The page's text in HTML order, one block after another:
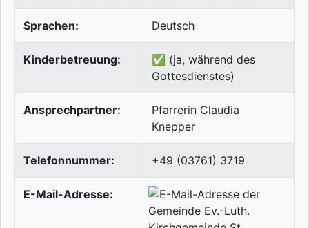
Sprachen: Deutsch
Kinderbetreuung:
✅ (ja, während des
Gottesdienstes)
Ansprechpartner:
Pfarrerin Claudia
Knepper
Telefonnummer: +49 (03761) 3719
E-Mail-Adresse: